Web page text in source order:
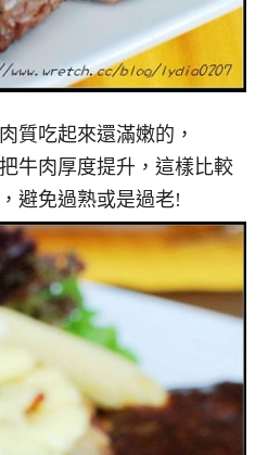
質吃起來還滿嫩的，
牛肉厚度提升，這樣比較
避免過熟或是過老!